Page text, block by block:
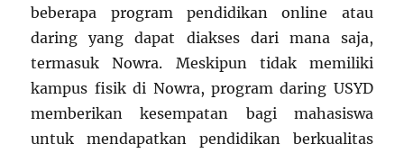
beberapa program pendidikan online atau
daring yang dapat diakses dari mana saja,
termasuk Nowra. Meskipun tidak memiliki
kampus fisik di Nowra, program daring USYD
memberikan kesempatan bagi mahasiswa
untuk mendapatkan pendidikan berkualitas